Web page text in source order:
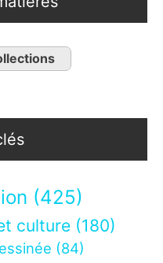
(425)
culture (180)
(84)